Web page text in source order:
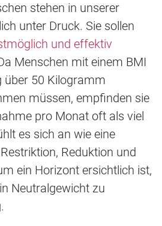
stehen in unserer
unter Druck. Sie sollen
und effektiv
Menschen mit einem BMI
über 50 Kilogramm
müssen, empfinden sie
pro Monat oft als viel
es sich an wie eine
Reduktion und
ein Horizont ersichtlich ist,
Neutralgewicht zu